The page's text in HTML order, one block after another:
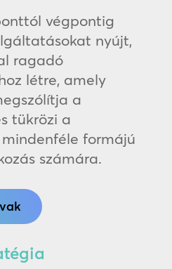
végpontig
nyújt,
ragadó
létre, amely
a
tükrözi a
formájú
számára.